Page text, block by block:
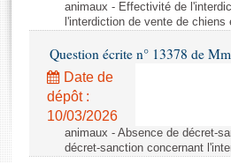
Rapports législatifs
Rapports sur l'application des lois
Baromètre de l’application des lois
Anciennes législatures
animaux - Effectivité de
l'interdiction de vente de
Question écrite n° 13378 de
Date de
dépôt :
10/03/2026
animaux - Absence de décret-
décret-sanction concernant